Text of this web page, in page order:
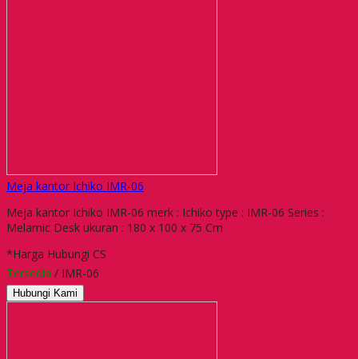
Meja kantor Ichiko IMR-06
Meja kantor Ichiko IMR-06 merk : Ichiko type : IMR-06 Series :
Melamic Desk ukuran : 180 x 100 x 75 Cm
*Harga Hubungi CS
Tersedia / IMR-06
Hubungi Kami